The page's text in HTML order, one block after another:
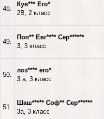
48.
Кув*** Его*
2В, 2 класс
49.
Поп** Евг**** Сер******
3, 3 класс
50.
лоз**** его*
3 а, 3 класс
51.
Шаш***** Соф** Сер******
3а, 3 класс